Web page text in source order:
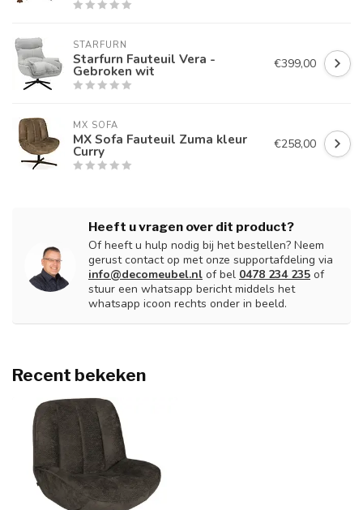
STARFURN
Starfurn Fauteuil Vera -
Gebroken wit €399,00
MX SOFA
MX Sofa Fauteuil Zuma kleur
Curry €258,00
Heeft u vragen over dit product?
Of heeft u hulp nodig bij het bestellen? Neem
gerust contact op met onze supportafdeling via
info@decomeubel.nl of bel 0478 234 235 of
stuur een whatsapp bericht middels het
whatsapp icoon rechts onder in beeld.
Recent bekeken